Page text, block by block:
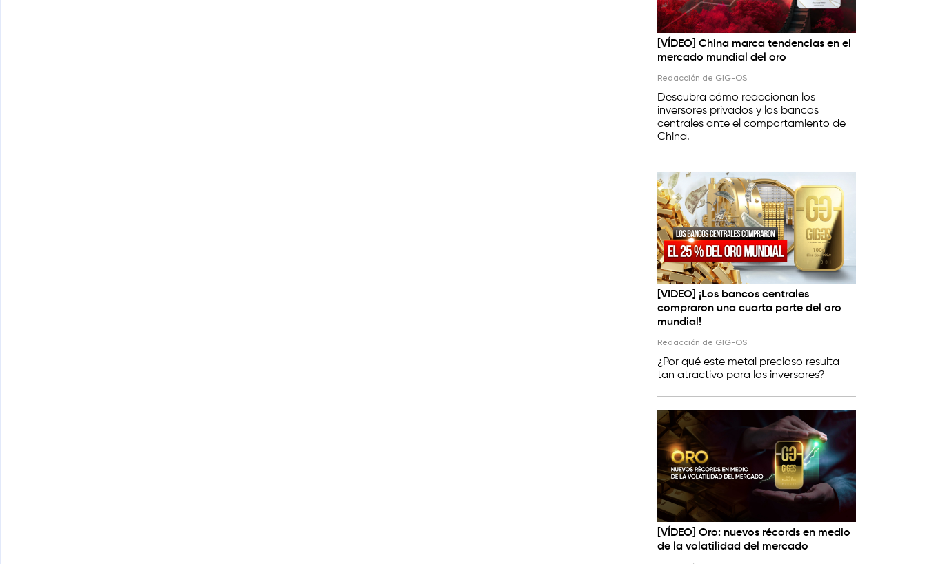
[VÍDEO] China marca tendencias en el
mercado mundial del oro
Redacción de GIG-OS
Descubra cómo reaccionan los
inversores privados y los bancos
centrales ante el comportamiento de
China.
[VIDEO] ¡Los bancos centrales
compraron una cuarta parte del oro
mundial!
Redacción de GIG-OS
¿Por qué este metal precioso resulta
tan atractivo para los inversores?
[VÍDEO] Oro: nuevos récords en medio
de la volatilidad del mercado